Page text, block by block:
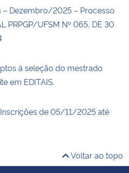
– Dezembro/2025 – Processo
PRPGP/UFSM Nº 065, DE 30
à seleção do mestrado
em EDITAIS.
de 05/11/2025 até
Voltar ao topo